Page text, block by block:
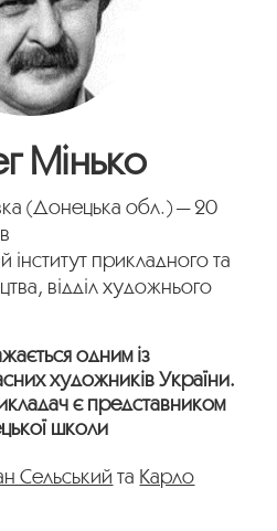
Мінько
(Донецька обл.) — 20
інститут прикладного та
відділ художнього
одним із
художників України.
є представником
школи
Сельський та Карло